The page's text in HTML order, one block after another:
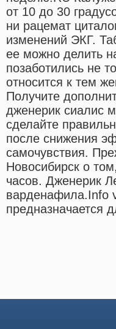
от 10 до 30
ни рацемат
изменений ЭКГ.
ее можно делить
позаботились не
относится к тем
Получите
дженерик сиалис
сделайте
после снижения
самочувствия.
Новосибирск о
часов. Дженерик
варденафила.Info
предназначается